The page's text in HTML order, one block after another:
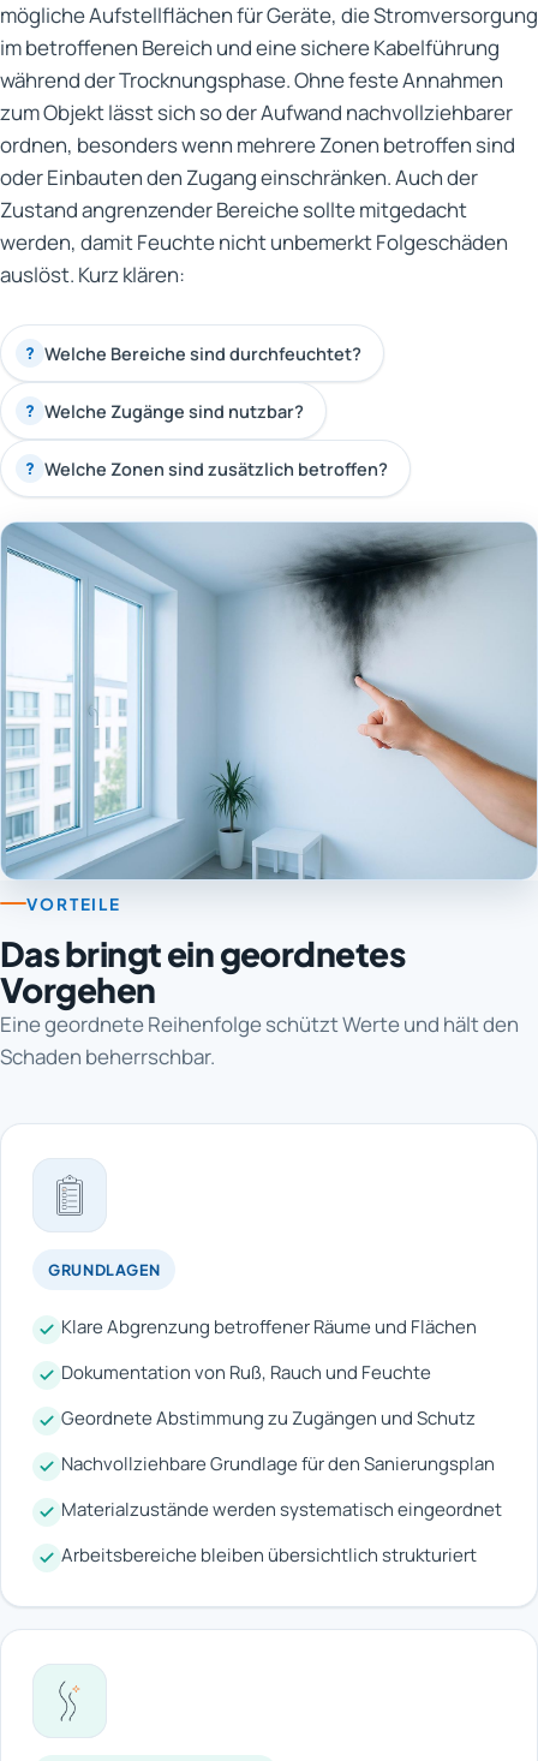
mögliche Aufstellflächen für Geräte, die Stromversorgung
im betroffenen Bereich und eine sichere Kabelführung
während der Trocknungsphase. Ohne feste Annahmen
zum Objekt lässt sich so der Aufwand nachvollziehbarer
ordnen, besonders wenn mehrere Zonen betroffen sind
oder Einbauten den Zugang einschränken. Auch der
Zustand angrenzender Bereiche sollte mitgedacht
werden, damit Feuchte nicht unbemerkt Folgeschäden
auslöst. Kurz klären:
? Welche Bereiche sind durchfeuchtet?
? Welche Zugänge sind nutzbar?
? Welche Zonen sind zusätzlich betroffen?
VORTEILE
Das bringt ein geordnetes
Vorgehen
Eine geordnete Reihenfolge schützt Werte und hält den
Schaden beherrschbar.
GRUNDLAGEN
Klare Abgrenzung betroffener Räume und Flächen
Dokumentation von Ruß, Rauch und Feuchte
Geordnete Abstimmung zu Zugängen und Schutz
Nachvollziehbare Grundlage für den Sanierungsplan
Materialzustände werden systematisch eingeordnet
Arbeitsbereiche bleiben übersichtlich strukturiert